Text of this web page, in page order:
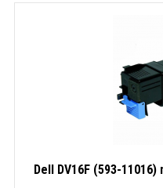
Dell DV16F (593-